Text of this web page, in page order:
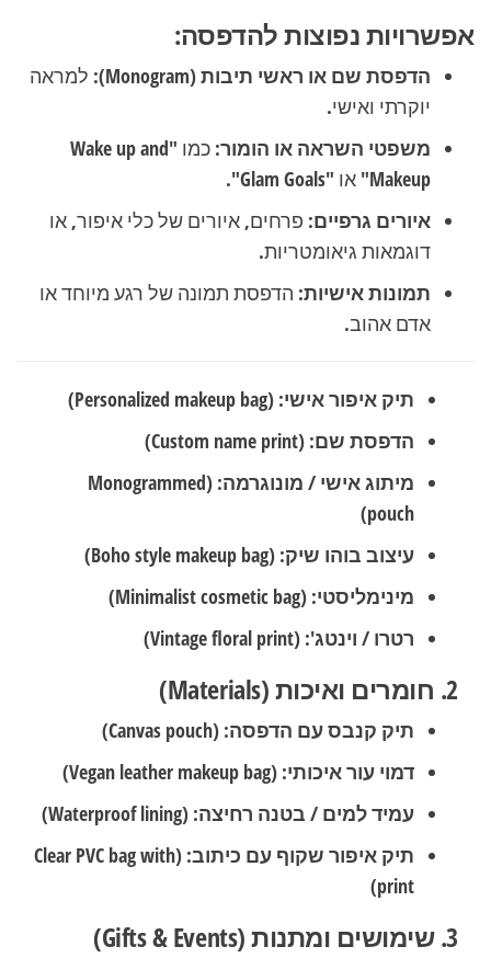
אפשרויות נפוצות להדפסה:
הדפסת שם או ראשי תיבות (Monogram):
למראה
יוקרתי ואישי.
משפטי השראה או הומור:
כמו "Wake up and
Makeup" או "Glam Goals".
איורים גרפיים: פרחים, איורים של כלי איפור, או
דוגמאות גיאומטריות.
תמונות אישיות: הדפסת תמונה של רגע מיוחד או
אדם אהוב.
תיק איפור אישי: (Personalized makeup bag)
הדפסת שם: (Custom name print)
מיתוג אישי / מונוגרמה: (Monogrammed
pouch)
עיצוב בוהו שיק: (Boho style makeup bag)
מינימליסטי: (Minimalist cosmetic bag)
רטרו / וינטג': (Vintage floral print)
2. חומרים ואיכות (Materials)
תיק קנבס עם הדפסה: (Canvas pouch)
דמוי עור איכותי: (Vegan leather makeup bag)
עמיד למים / בטנה רחיצה: (Waterproof lining)
תיק איפור שקוף עם כיתוב: (Clear PVC bag with
print)
3. שימושים ומתנות (Gifts & Events)